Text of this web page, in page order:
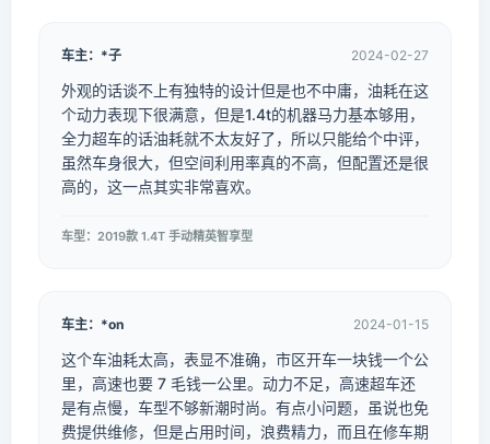
车主：*子 2024-02-27
外观的话谈不上有独特的设计但是也不中庸，油耗在这
个动力表现下很满意，但是1.4t的机器马力基本够用，
全力超车的话油耗就不太友好了，所以只能给个中评，
虽然车身很大，但空间利用率真的不高，但配置还是很
高的，这一点其实非常喜欢。
车型：2019款 1.4T 手动精英智享型
车主：*on 2024-01-15
这个车油耗太高，表显不准确，市区开车一块钱一个公
里，高速也要 7 毛钱一公里。动力不足，高速超车还
是有点慢，车型不够新潮时尚。有点小问题，虽说也免
费提供维修，但是占用时间，浪费精力，而且在修车期